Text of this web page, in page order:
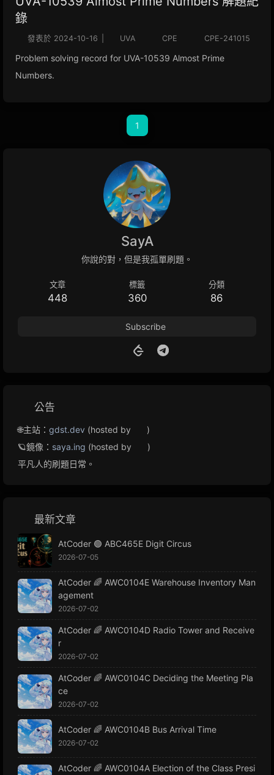
錄
發表於 2024-10-16 UVA CPE CPE-241015
Problem solving record for UVA-10539 Almost Prime
Numbers.
1
SayA
你說的對，但是我孤單刷題。
文章
448
標籤
360
分類
86
Subscribe
公告
🌐主站： gdst.dev (hosted by
)
🪐鏡像： saya.ing (hosted by
)
平凡人的刷題日常。
最新文章
AtCoder 🟢 ABC465E Digit Circus
2026-07-05
AtCoder 🌈 AWC0104E Warehouse Inventory Man
agement
2026-07-02
AtCoder 🌈 AWC0104D Radio Tower and Receive
r
2026-07-02
AtCoder 🌈 AWC0104C Deciding the Meeting Pla
ce
2026-07-02
AtCoder 🌈 AWC0104B Bus Arrival Time
2026-07-02
AtCoder 🌈 AWC0104A Election of the Class Presi